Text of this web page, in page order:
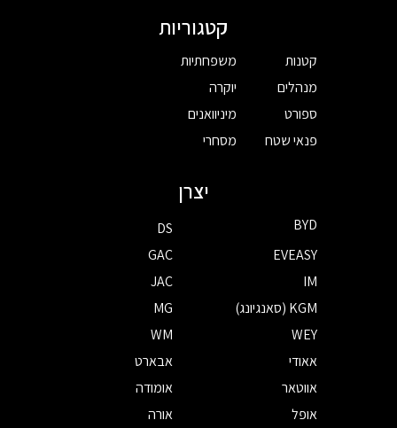
קטגוריות
קטנות
מנהלים
ספורט
פנאי שטח
משפחתיות
יוקרה
מיניוואנים
מסחרי
יצרן
BYD
DS
EVEASY
GAC
IM
JAC
KGM (סאנגיונג)
MG
WEY
WM
אאודי
אבארט
אווטאר
אומודה
אופל
אורה